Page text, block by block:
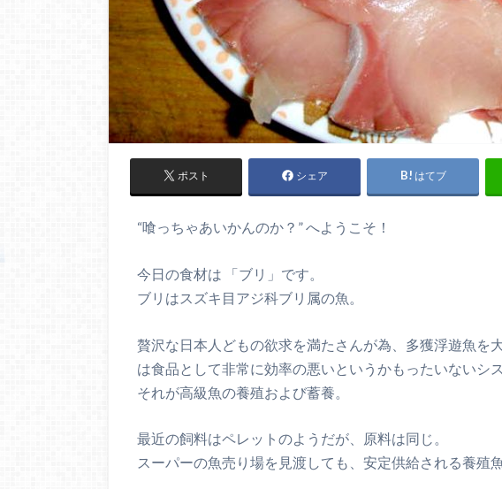
ポスト シェア はてブ
“喰っちゃあいかんのか？” へようこそ！
今日の食材は 「ブリ」です。
ブリはスズキ目アジ科ブリ属の魚。
贅沢な日本人どもの欲求を満たさんが為、多獲浮遊魚を
は食品として非常に効率の悪いというかもったいないシ
それが高級魚の養殖および蓄養。
最近の飼料はペレットのようだが、原料は同じ。
スーパーの魚売り場を見渡しても、安定供給される養殖